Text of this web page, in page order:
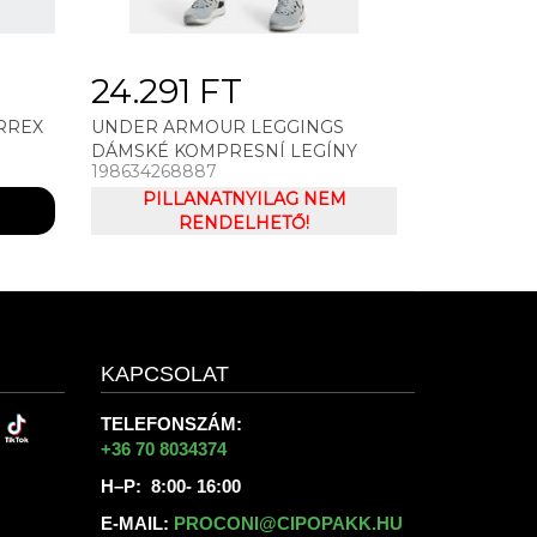
24.291 FT
UNDER ARMOUR LEGGINGS
DÁMSKÉ KOMPRESNÍ LEGÍNY
UNDER ARMOUR HG SHINE
MESH LEGG PKT NS
198634268887
PILLANATNYILAG NEM
RENDELHETŐ!
KAPCSOLAT
TELEFONSZÁM:
+36 70 8034374
H–P: 8:00- 16:00
E-MAIL: PROCONI@CIPOPAKK.HU